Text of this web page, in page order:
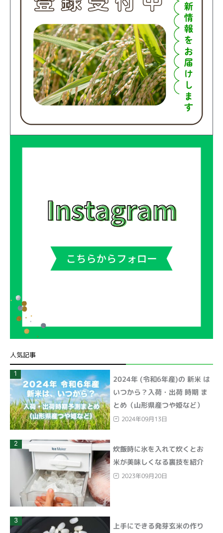
人気記事
1
2024年 (令和6年産)の 新米 は
いつから？入荷・出荷 時期 ま
とめ（山形県産つや姫など）
2024年09月13日
2
炊飯時に氷を入れて炊くとお
米が美味しくなる裏技を紹介
2023年09月20日
3
上手にできる発芽玄米の作り